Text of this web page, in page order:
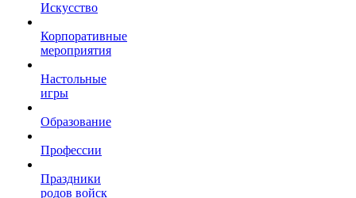
Искусство
Корпоративные
мероприятия
Настольные
игры
Образование
Профессии
Праздники
родов войск